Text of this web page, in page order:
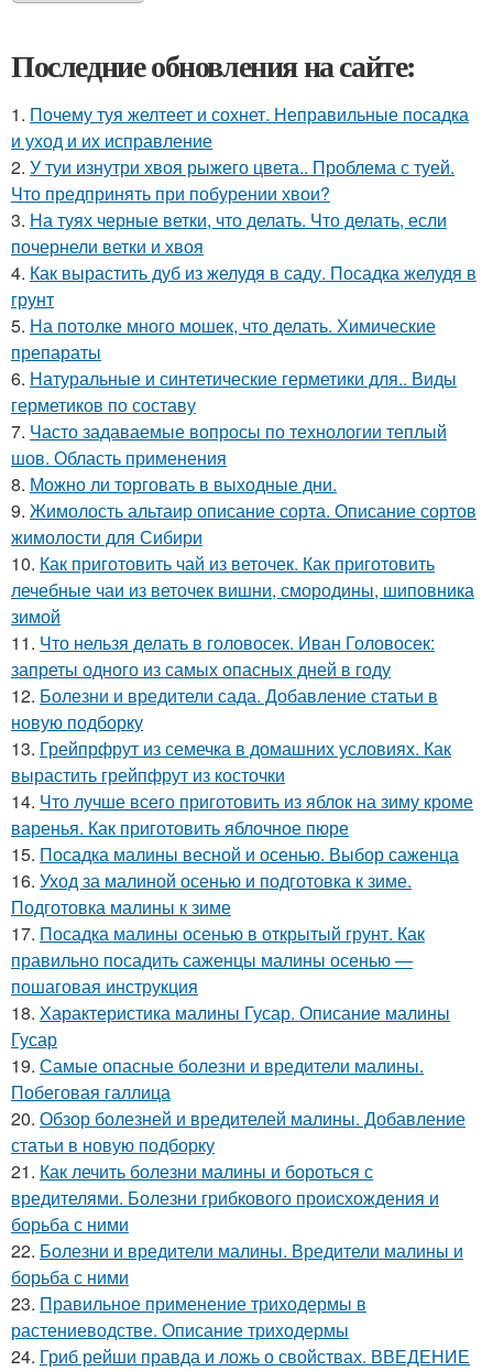
Последние обновления на сайте:
1. Почему туя желтеет и сохнет. Неправильные посадка
и уход и их исправление
2. У туи изнутри хвоя рыжего цвета.. Проблема с туей.
Что предпринять при побурении хвои?
3. На туях черные ветки, что делать. Что делать, если
почернели ветки и хвоя
4. Как вырастить дуб из желудя в саду. Посадка желудя в
грунт
5. На потолке много мошек, что делать. Химические
препараты
6. Натуральные и синтетические герметики для.. Виды
герметиков по составу
7. Часто задаваемые вопросы по технологии теплый
шов. Область применения
8. Можно ли торговать в выходные дни.
9. Жимолость альтаир описание сорта. Описание сортов
жимолости для Сибири
10. Как приготовить чай из веточек. Как приготовить
лечебные чаи из веточек вишни, смородины, шиповника
зимой
11. Что нельзя делать в головосек. Иван Головосек:
запреты одного из самых опасных дней в году
12. Болезни и вредители сада. Добавление статьи в
новую подборку
13. Грейпрфрут из семечка в домашних условиях. Как
вырастить грейпфрут из косточки
14. Что лучше всего приготовить из яблок на зиму кроме
варенья. Как приготовить яблочное пюре
15. Посадка малины весной и осенью. Выбор саженца
16. Уход за малиной осенью и подготовка к зиме.
Подготовка малины к зиме
17. Посадка малины осенью в открытый грунт. Как
правильно посадить саженцы малины осенью —
пошаговая инструкция
18. Характеристика малины Гусар. Описание малины
Гусар
19. Самые опасные болезни и вредители малины.
Побеговая галлица
20. Обзор болезней и вредителей малины. Добавление
статьи в новую подборку
21. Как лечить болезни малины и бороться с
вредителями. Болезни грибкового происхождения и
борьба с ними
22. Болезни и вредители малины. Вредители малины и
борьба с ними
23. Правильное применение триходермы в
растениеводстве. Описание триходермы
24. Гриб рейши правда и ложь о свойствах. ВВЕДЕНИЕ